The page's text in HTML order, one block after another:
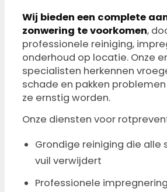
Wij bieden een complete
zonwering te voorkomen,
professionele reiniging,
onderhoud op locatie. Onze
specialisten herkennen
schade en pakken
ze ernstig worden.
Onze diensten voor
Grondige reiniging die alle
vuil verwijdert
Professionele